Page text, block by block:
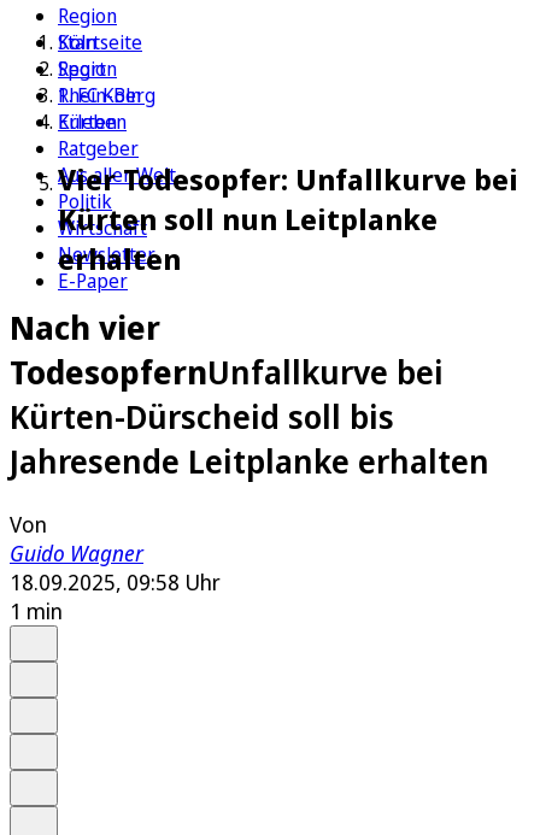
Region
Köln
Sport
1. FC Köln
Erleben
Ratgeber
Aus aller Welt
Politik
Wirtschaft
Newsletter
E-Paper
Startseite
Region
Rhein-Berg
Kürten
Vier Todesopfer: Unfallkurve bei
Kürten soll nun Leitplanke
erhalten
Nach vier
TodesopfernUnfallkurve bei
Kürten-Dürscheid soll bis
Jahresende Leitplanke erhalten
Von
Guido Wagner
18.09.2025, 09:58 Uhr
1 min